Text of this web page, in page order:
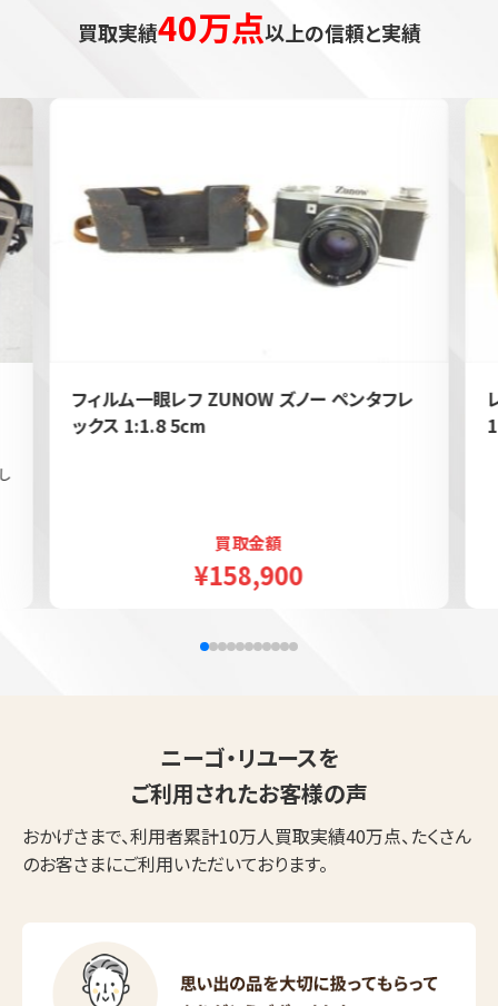
買取実績40万点以上の信頼と実績
フィルム一眼レフ ZUNOW ズノー ペンタフレ
ックス 1:1.8 5cm
買取金額
¥158,900
ニーゴ・リユースを
ご利用されたお客様の声
おかげさまで、利用者累計10万人買取実績40万点、たくさん
のお客さまにご利用いただいております。